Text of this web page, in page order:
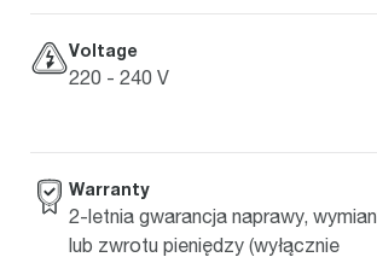
Voltage
220 - 240 V
Warranty
2-letnia gwarancja naprawy,
lub zwrotu pieniędzy (wyłącznie